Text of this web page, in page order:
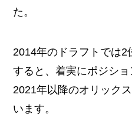
た。
2014年のドラフトでは2
すると、着実にポジショ
2021年以降のオリック
います。